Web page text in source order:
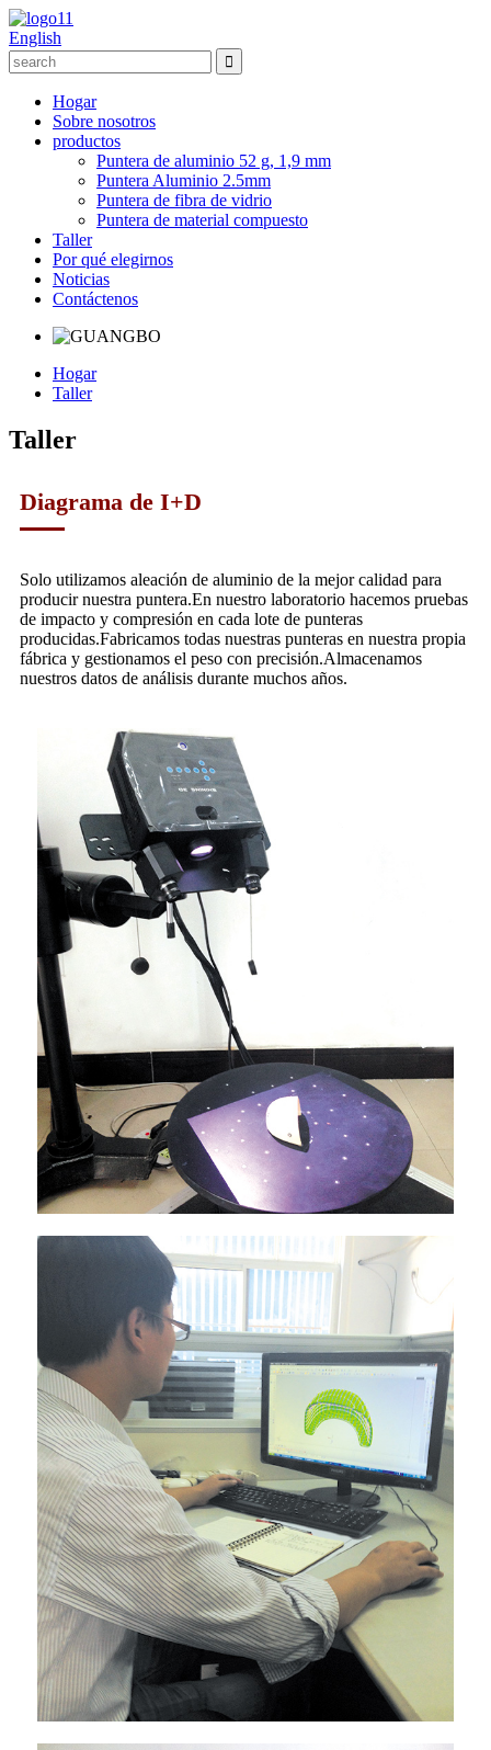
English
Hogar
Sobre nosotros
productos
Puntera de aluminio 52 g, 1,9 mm
Puntera Aluminio 2.5mm
Puntera de fibra de vidrio
Puntera de material compuesto
Taller
Por qué elegirnos
Noticias
Contáctenos
Hogar
Taller
Taller
Diagrama de I+D
Solo utilizamos aleación de aluminio de la mejor calidad para
producir nuestra puntera.En nuestro laboratorio hacemos pruebas
de impacto y compresión en cada lote de punteras
producidas.Fabricamos todas nuestras punteras en nuestra propia
fábrica y gestionamos el peso con precisión.Almacenamos
nuestros datos de análisis durante muchos años.